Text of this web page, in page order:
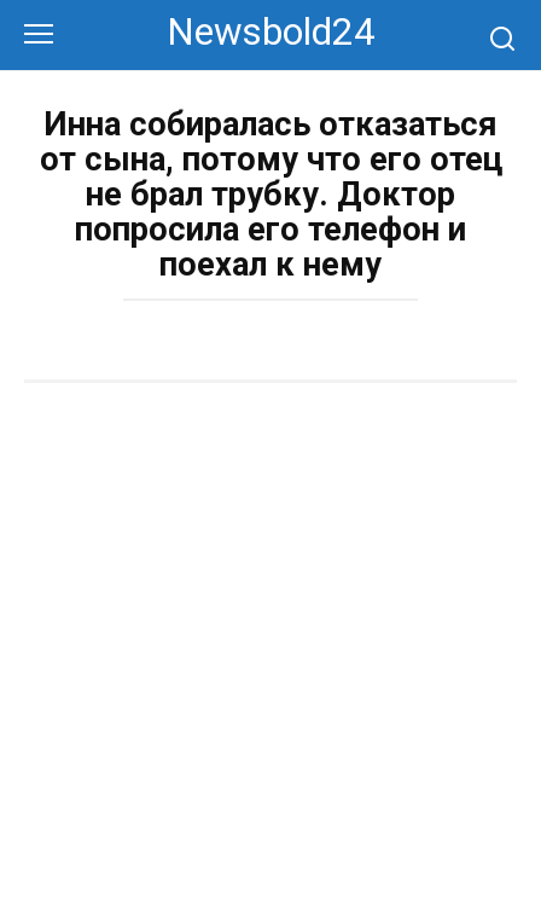
контенту
Newsbold24
Инна собиралась отказаться
от сына, потому что его отец
не брал трубку. Доктор
попросила его телефон и
поехал к нему